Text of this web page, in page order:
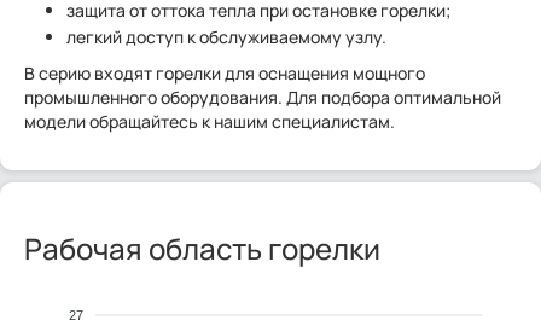
защита от оттока тепла при остановке горелки;
легкий доступ к обслуживаемому узлу.
В серию входят горелки для оснащения мощного
промышленного оборудования. Для подбора оптимальной
модели обращайтесь к нашим специалистам.
Рабочая область горелки
27